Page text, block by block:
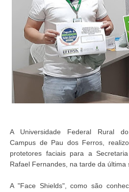
A Universidade Federal Rural do
Campus de Pau dos Ferros,
protetores faciais para a
Rafael Fernandes, na tarde da última
A "Face Shields", como são